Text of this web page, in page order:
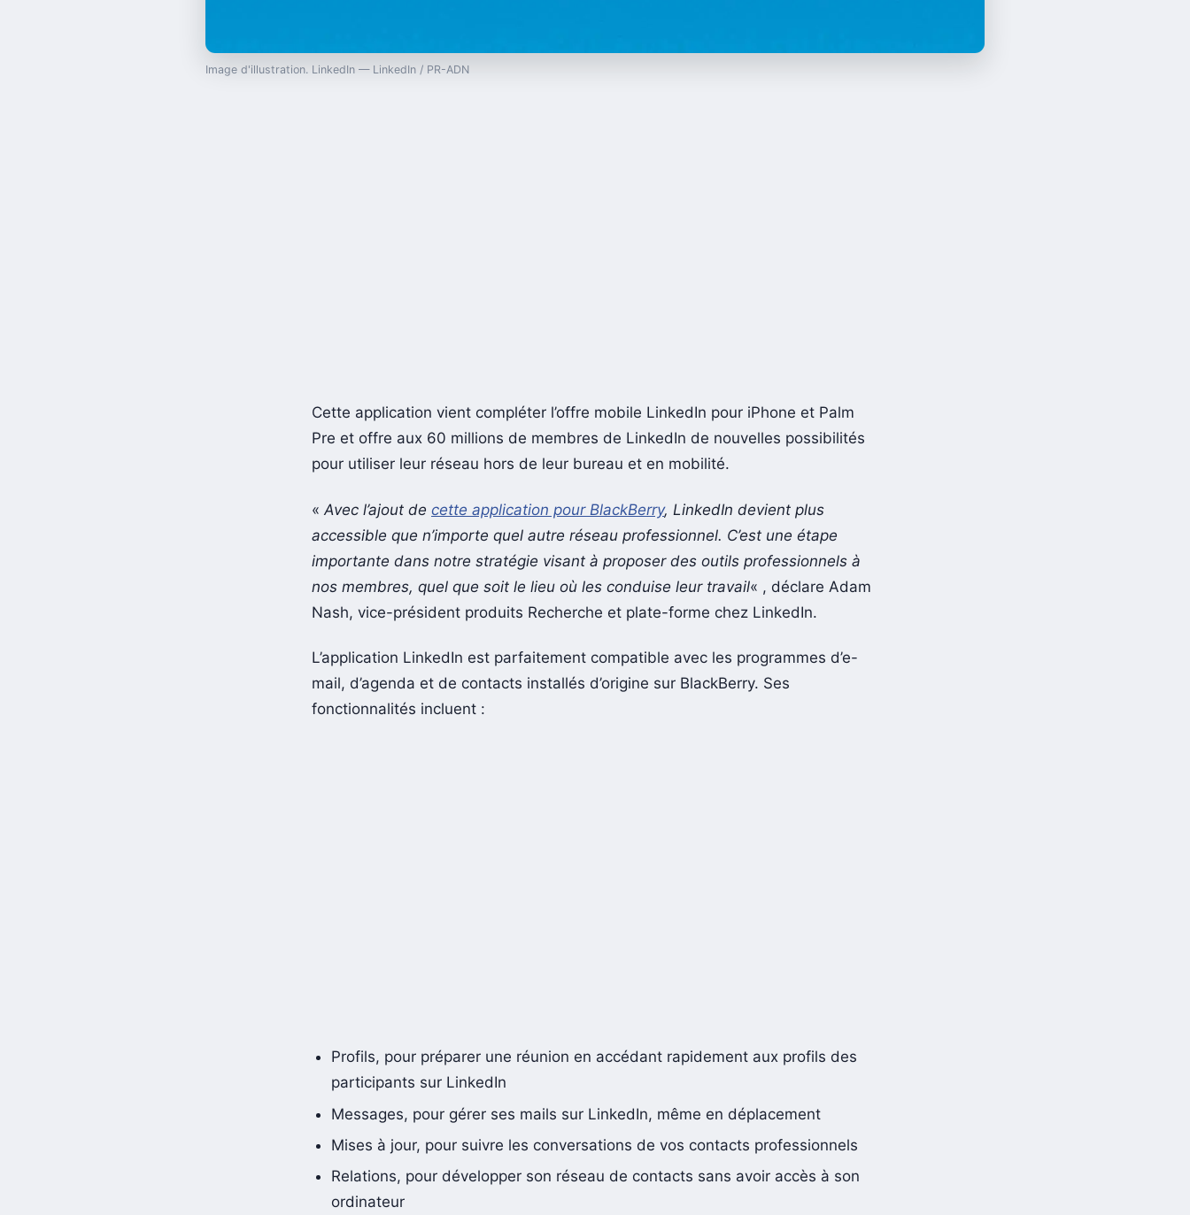
Image d'illustration. LinkedIn — LinkedIn / PR-ADN
Cette application vient compléter l’offre mobile LinkedIn pour iPhone et Palm
Pre et offre aux 60 millions de membres de LinkedIn de nouvelles possibilités
pour utiliser leur réseau hors de leur bureau et en mobilité.
« Avec l’ajout de cette application pour BlackBerry, LinkedIn devient plus
accessible que n’importe quel autre réseau professionnel. C’est une étape
importante dans notre stratégie visant à proposer des outils professionnels à
nos membres, quel que soit le lieu où les conduise leur travail« , déclare Adam
Nash, vice-président produits Recherche et plate-forme chez LinkedIn.
L’application LinkedIn est parfaitement compatible avec les programmes d’e-
mail, d’agenda et de contacts installés d’origine sur BlackBerry. Ses
fonctionnalités incluent :
Profils, pour préparer une réunion en accédant rapidement aux profils des
participants sur LinkedIn
Messages, pour gérer ses mails sur LinkedIn, même en déplacement
Mises à jour, pour suivre les conversations de vos contacts professionnels
Relations, pour développer son réseau de contacts sans avoir accès à son
ordinateur